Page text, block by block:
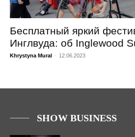
Бесплатный яркий
Инглвуда: об Inglewood
Khrystyna Mural - 12.06.2023
SHOW BUSINESS